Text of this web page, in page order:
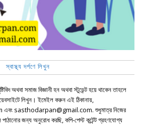
স্বাস্থ্য দর্পণে লিখুন
অথবা সমাজ বিজ্ঞানী হন অথবা স্টুডেন্ট হয়ে থাকেন তাহলে
লিখুন। ইমেইল করুন এই ঠিকানায়,
sasthodarpan@gmail.com. শুধুমাত্র নিজের
জন্য অনুরোধ করছি, কপি-পেস্ট কন্টেন্ট গ্রহণযোগ্য